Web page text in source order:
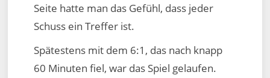
Seite hatte man das Gefühl, dass jeder
Schuss ein Treffer ist.
Spätestens mit dem 6:1, das nach knapp
60 Minuten fiel, war das Spiel gelaufen.